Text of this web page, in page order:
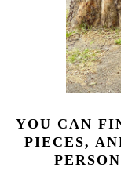
YOU CAN
PIECES,